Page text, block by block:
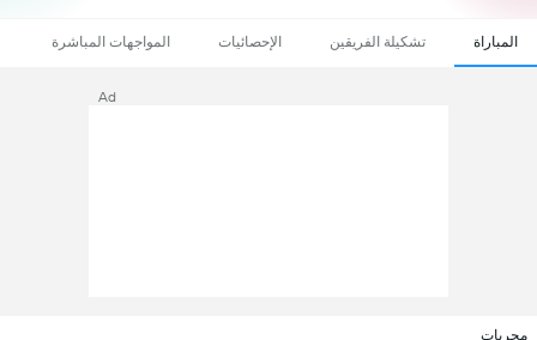
المباراة تشكيلة الفريقين الإحصائيات المواجهات المباشرة
Ad
مجريات